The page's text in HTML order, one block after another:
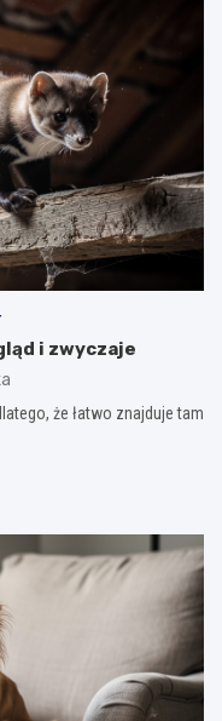
i zwyczaje
że łatwo znajduje tam